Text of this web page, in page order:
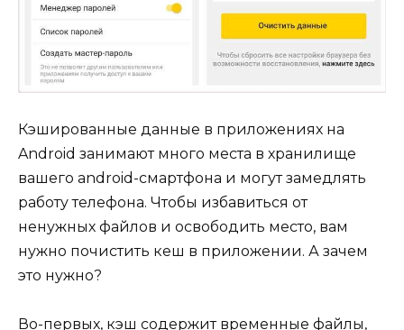
Кэшированные данные в приложениях на
Android занимают много места в хранилище
вашего android-смартфона и могут замедлять
работу телефона. Чтобы избавиться от
ненужных файлов и освободить место, вам
нужно почистить кеш в приложении. А зачем
это нужно?
Во-первых, кэш содержит временные файлы,